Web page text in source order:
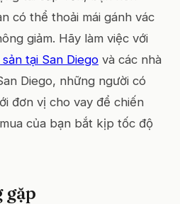
có thể thoải mái gánh vác
giảm. Hãy làm việc với
tại San Diego và các nhà
Diego, những người có
đơn vị cho vay để chiến
của bạn bắt kịp tốc độ
gặp